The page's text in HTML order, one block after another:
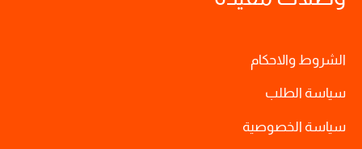
الشروط والاحكام
سياسة الطلب
سياسة الخصوصية